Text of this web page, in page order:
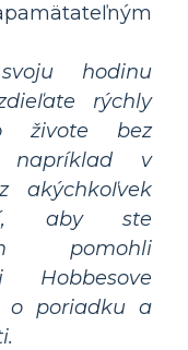
hodinu
rýchly
živote bez
napríklad v
akýchkoľvek
aby ste
pomohli
o poriadku a